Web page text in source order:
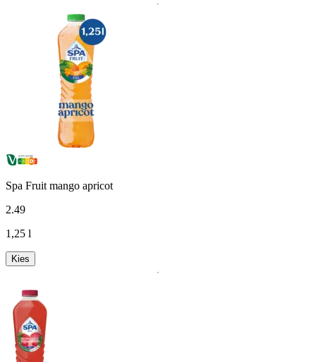
Spa Fruit mango apricot
2.49
1,25 l
Kies